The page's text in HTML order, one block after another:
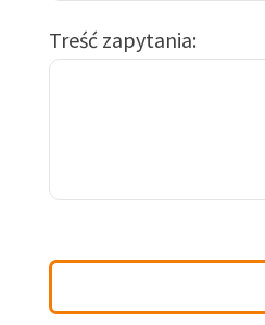
Treść zapytania